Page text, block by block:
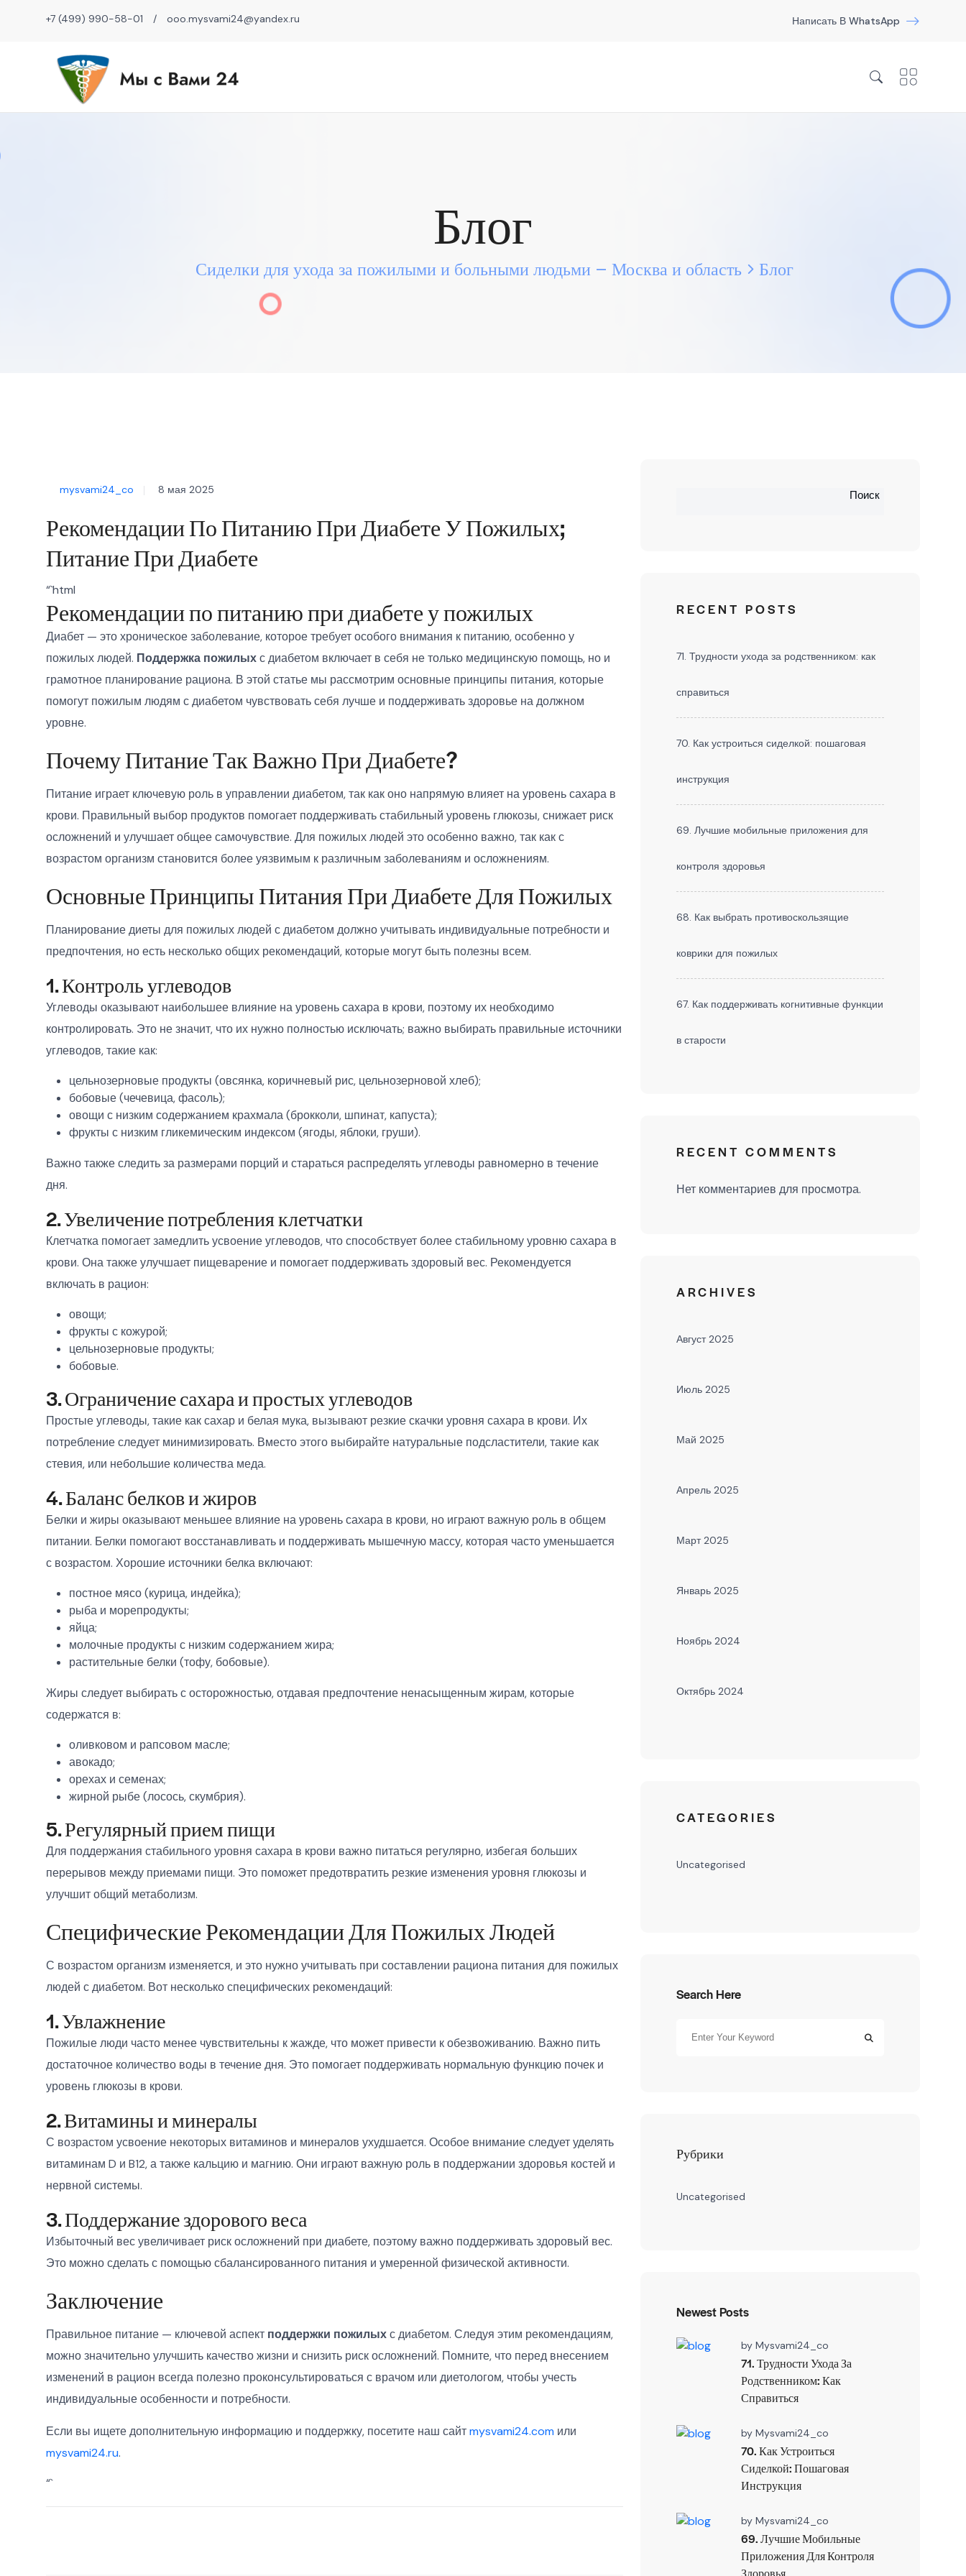
+7 (499) 990-58-01 / ooo.mysvami24@yandex.ru Написать В WhatsApp
Блог
Сиделки для ухода за пожилыми и больными людьми – Москва и область Блог
mysvami24_co 8 мая 2025
Рекомендации По Питанию При Диабете У Пожилых;
Питание При Диабете
“`html
Рекомендации по питанию при диабете у пожилых
Диабет — это хроническое заболевание, которое требует особого внимания к питанию, особенно у
пожилых людей. Поддержка пожилыхс диабетом включает в себя не только медицинскую помощь, но и
грамотное планирование рациона. В этой статье мы рассмотрим основные принципы питания, которые
помогут пожилым людям с диабетом чувствовать себя лучше и поддерживать здоровье на должном
уровне.
Почему Питание Так Важно При Диабете?
Питание играет ключевую роль в управлении диабетом, так как оно напрямую влияет на уровень сахара в
крови. Правильный выбор продуктов помогает поддерживать стабильный уровень глюкозы, снижает риск
осложнений и улучшает общее самочувствие. Для пожилых людей это особенно важно, так как с
возрастом организм становится более уязвимым к различным заболеваниям и осложнениям.
Основные Принципы Питания При Диабете Для Пожилых
Планирование диеты для пожилых людей с диабетом должно учитывать индивидуальные потребности и
предпочтения, но есть несколько общих рекомендаций, которые могут быть полезны всем.
1. Контроль углеводов
Углеводы оказывают наибольшее влияние на уровень сахара в крови, поэтому их необходимо
контролировать. Это не значит, что их нужно полностью исключать; важно выбирать правильные источники
углеводов, такие как:
цельнозерновые продукты (овсянка, коричневый рис, цельнозерновой хлеб);
бобовые (чечевица, фасоль);
овощи с низким содержанием крахмала (брокколи, шпинат, капуста);
фрукты с низким гликемическим индексом (ягоды, яблоки, груши).
Важно также следить за размерами порций и стараться распределять углеводы равномерно в течение
дня.
2. Увеличение потребления клетчатки
Клетчатка помогает замедлить усвоение углеводов, что способствует более стабильному уровню сахара в
крови. Она также улучшает пищеварение и помогает поддерживать здоровый вес. Рекомендуется
включать в рацион:
овощи;
фрукты с кожурой;
цельнозерновые продукты;
бобовые.
3. Ограничение сахара и простых углеводов
Простые углеводы, такие как сахар и белая мука, вызывают резкие скачки уровня сахара в крови. Их
потребление следует минимизировать. Вместо этого выбирайте натуральные подсластители, такие как
стевия, или небольшие количества меда.
4. Баланс белков и жиров
Белки и жиры оказывают меньшее влияние на уровень сахара в крови, но играют важную роль в общем
питании. Белки помогают восстанавливать и поддерживать мышечную массу, которая часто уменьшается
с возрастом. Хорошие источники белка включают:
постное мясо (курица, индейка);
рыба и морепродукты;
яйца;
молочные продукты с низким содержанием жира;
растительные белки (тофу, бобовые).
Жиры следует выбирать с осторожностью, отдавая предпочтение ненасыщенным жирам, которые
содержатся в:
оливковом и рапсовом масле;
авокадо;
орехах и семенах;
жирной рыбе (лосось, скумбрия).
5. Регулярный прием пищи
Для поддержания стабильного уровня сахара в крови важно питаться регулярно, избегая больших
перерывов между приемами пищи. Это поможет предотвратить резкие изменения уровня глюкозы и
улучшит общий метаболизм.
Специфические Рекомендации Для Пожилых Людей
С возрастом организм изменяется, и это нужно учитывать при составлении рациона питания для пожилых
людей с диабетом. Вот несколько специфических рекомендаций:
1. Увлажнение
Пожилые люди часто менее чувствительны к жажде, что может привести к обезвоживанию. Важно пить
достаточное количество воды в течение дня. Это помогает поддерживать нормальную функцию почек и
уровень глюкозы в крови.
2. Витамины и минералы
С возрастом усвоение некоторых витаминов и минералов ухудшается. Особое внимание следует уделять
витаминам D и B12, а также кальцию и магнию. Они играют важную роль в поддержании здоровья костей и
нервной системы.
3. Поддержание здорового веса
Избыточный вес увеличивает риск осложнений при диабете, поэтому важно поддерживать здоровый вес.
Это можно сделать с помощью сбалансированного питания и умеренной физической активности.
Заключение
Правильное питание — ключевой аспект поддержки пожилыхс диабетом. Следуя этим рекомендациям,
можно значительно улучшить качество жизни и снизить риск осложнений. Помните, что перед внесением
изменений в рацион всегда полезно проконсультироваться с врачом или диетологом, чтобы учесть
индивидуальные особенности и потребности.
Если вы ищете дополнительную информацию и поддержку, посетите наш сайтmysvami24.com или
mysvami24.ru.
“`
Поиск
RECENT POSTS
71. Трудности ухода за родственником: как
справиться
70. Как устроиться сиделкой: пошаговая
инструкция
69. Лучшие мобильные приложения для
контроля здоровья
68. Как выбрать противоскользящие
коврики для пожилых
67. Как поддерживать когнитивные функции
в старости
RECENT COMMENTS
Нет комментариев для просмотра.
ARCHIVES
Август 2025
Июль 2025
Май 2025
Апрель 2025
Март 2025
Январь 2025
Ноябрь 2024
Октябрь 2024
CATEGORIES
Uncategorised
Search Here
Рубрики
Uncategorised
Newest Posts
by Mysvami24_co
71. Трудности Ухода За
Родственником: Как
Справиться
by Mysvami24_co
70. Как Устроиться
Сиделкой: Пошаговая
Инструкция
by Mysvami24_co
69. Лучшие Мобильные
Приложения Для Контроля
Здоровья